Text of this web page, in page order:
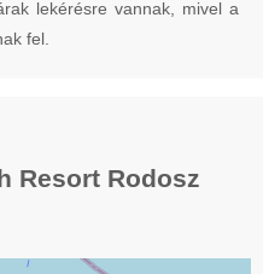
lekérésre vannak, mivel a
fel.
Resort Rodosz